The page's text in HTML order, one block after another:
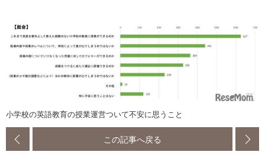
小学校の英語教育の授業運営ついて不安に思うこと
この記事へ戻る